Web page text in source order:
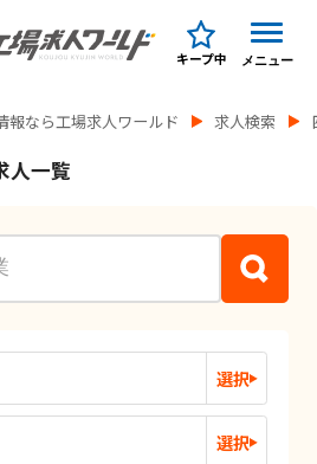
キープ中 メニュー
報なら工場求人ワールド 求人検索
人一覧
選択
選択